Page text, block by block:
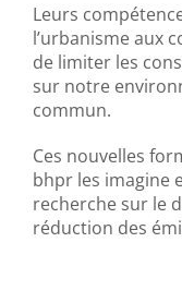
Leurs
l’urbanisme aux
de limiter les
sur notre
commun.
Ces nouvelles
bhpr les imagine
recherche sur le
réduction des